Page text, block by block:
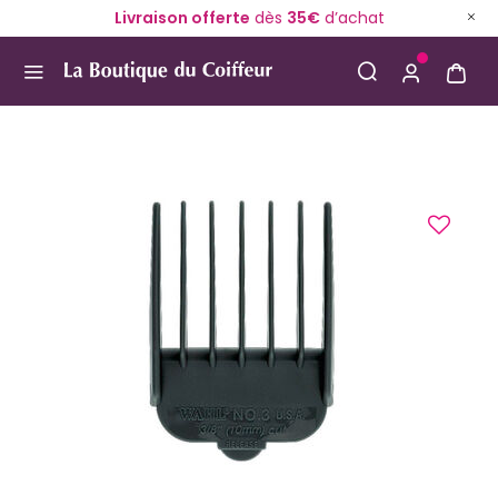
Livraison offerte dès 35€d’achat